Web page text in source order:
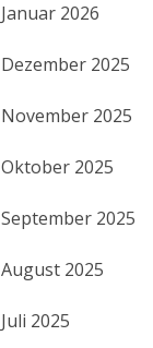
Januar 2026
Dezember 2025
November 2025
Oktober 2025
September 2025
August 2025
Juli 2025